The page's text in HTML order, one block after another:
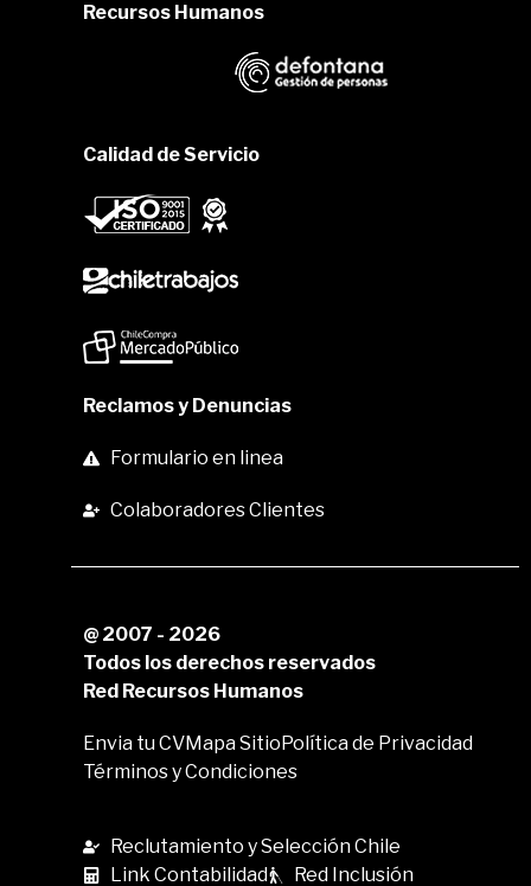
Recursos Humanos
Calidad de Servicio
Reclamos y Denuncias
Formulario en linea
Colaboradores Clientes
@ 2007 - 2026
Todos los derechos reservados
Red Recursos Humanos
Envia tu CVMapa SitioPolítica de Privacidad
Términos y Condiciones
Reclutamiento y Selección Chile
Link Contabilidad
Red Inclusión